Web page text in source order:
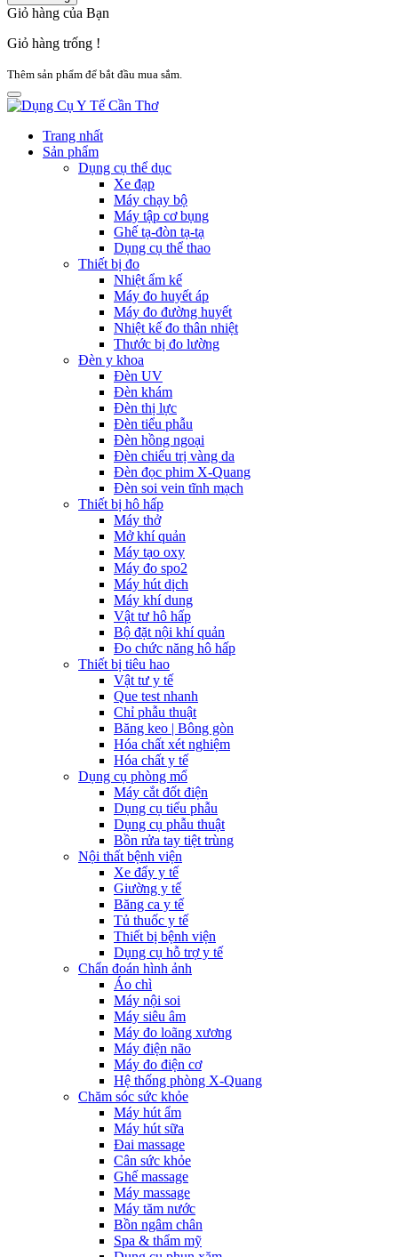
Giỏ hàng của Bạn
Giỏ hàng trống !
Thêm sản phẩm để bắt đầu mua sắm.
Trang nhất
Sản phẩm
Dụng cụ thể dục
Xe đạp
Máy chạy bộ
Máy tập cơ bụng
Ghế tạ-đòn tạ-tạ
Dụng cụ thể thao
Thiết bị đo
Nhiệt ẩm kế
Máy đo huyết áp
Máy đo đường huyết
Nhiệt kế đo thân nhiệt
Thước bị đo lường
Đèn y khoa
Đèn UV
Đèn khám
Đèn thị lực
Đèn tiểu phẫu
Đèn hồng ngoại
Đèn chiếu trị vàng da
Đèn đọc phim X-Quang
Đèn soi vein tĩnh mạch
Thiết bị hô hấp
Máy thở
Mở khí quản
Máy tạo oxy
Máy đo spo2
Máy hút dịch
Máy khí dung
Vật tư hô hấp
Bộ đặt nội khí quản
Đo chức năng hô hấp
Thiết bị tiêu hao
Vật tư y tế
Que test nhanh
Chỉ phẫu thuật
Băng keo | Bông gòn
Hóa chất xét nghiệm
Hóa chất y tế
Dụng cụ phòng mổ
Máy cắt đốt điện
Dụng cụ tiểu phẫu
Dụng cụ phẫu thuật
Bồn rửa tay tiệt trùng
Nội thất bệnh viện
Xe đẩy y tế
Giường y tế
Băng ca y tế
Tủ thuốc y tế
Thiết bị bệnh viện
Dụng cụ hỗ trợ y tế
Chẩn đoán hình ảnh
Áo chì
Máy nội soi
Máy siêu âm
Máy đo loãng xương
Máy điện não
Máy đo điện cơ
Hệ thống phòng X-Quang
Chăm sóc sức khỏe
Máy hút ẩm
Máy hút sữa
Đai massage
Cân sức khỏe
Ghế massage
Máy massage
Máy tăm nước
Bồn ngâm chân
Spa & thẩm mỹ